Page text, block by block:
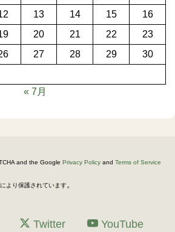
13 14 15
16
20 21 22
23
27 28 29
30
« 7月
and the Google Privacy Policy and Terms of Service
より保護されています。
Twitter YouTube